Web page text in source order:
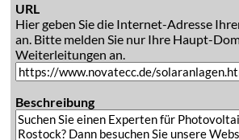
URL
Hier geben Sie die Internet-Adresse
an. Bitte melden Sie nur Ihre Haupt-
Weiterleitungen an.
Beschreibung